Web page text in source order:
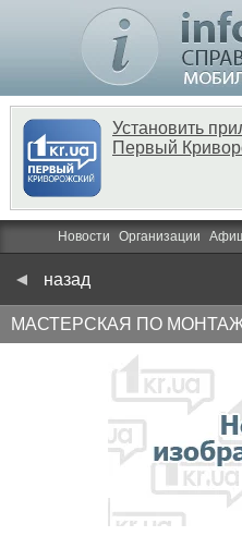
Установить
Первый
Новости Организации
назад
МАСТЕРСКАЯ ПО